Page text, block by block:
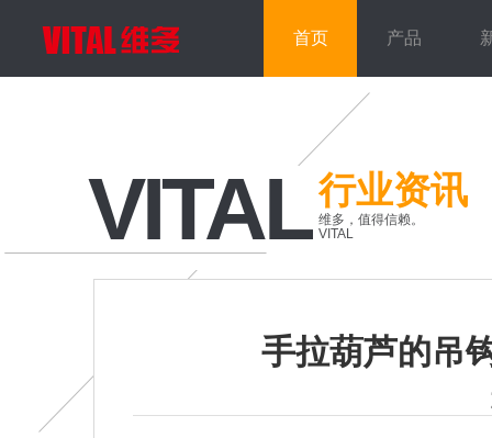
首页 产品
VITAL行业资讯
维多，值得信赖。
VITAL
手拉葫芦的吊